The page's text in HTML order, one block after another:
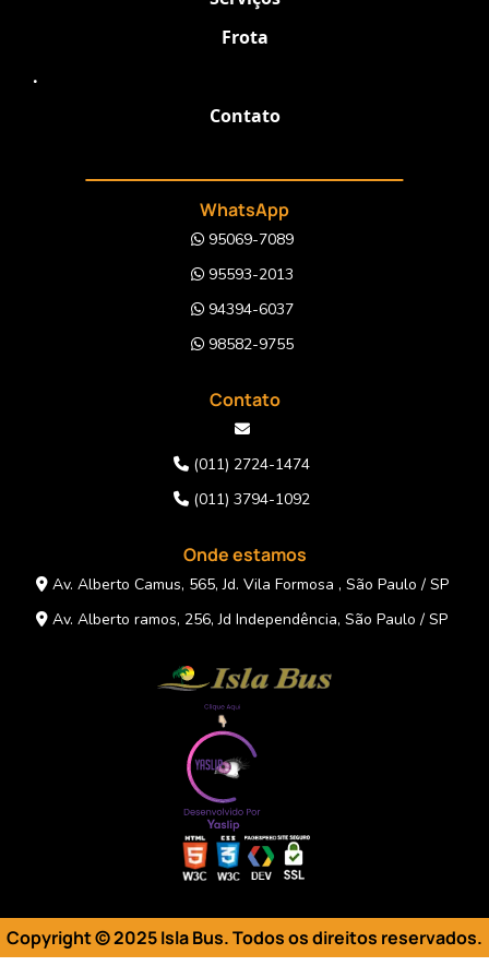
Frota
.
Contato
WhatsApp
95069-7089
95593-2013
94394-6037
98582-9755
Contato
(011) 2724-1474
(011) 3794-1092
Onde estamos
Av. Alberto Camus, 565, Jd. Vila Formosa , São Paulo / SP
Av. Alberto ramos, 256, Jd Independência, São Paulo / SP
Copyright © 2025 Isla Bus. Todos os direitos reservados.